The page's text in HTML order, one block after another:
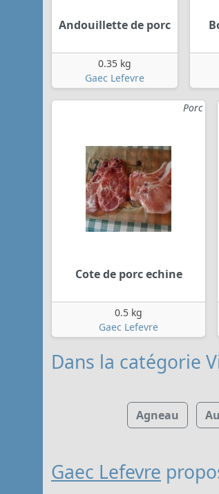
Andouillette de porc
0.35 kg
Gaec Lefevre
Porc
Cote de porc echine
0.5 kg
Gaec Lefevre
Dans la catégorie
Agneau
Gaec Lefevre